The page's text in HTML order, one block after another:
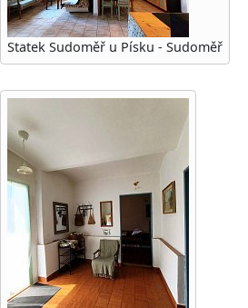
Statek Sudoměř u Písku - Sudoměř